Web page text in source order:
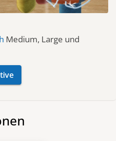
Medium, Large und